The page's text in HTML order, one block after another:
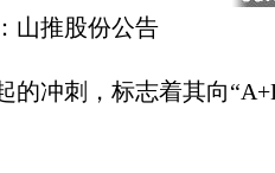
山推股份公告
刺，标志着其向